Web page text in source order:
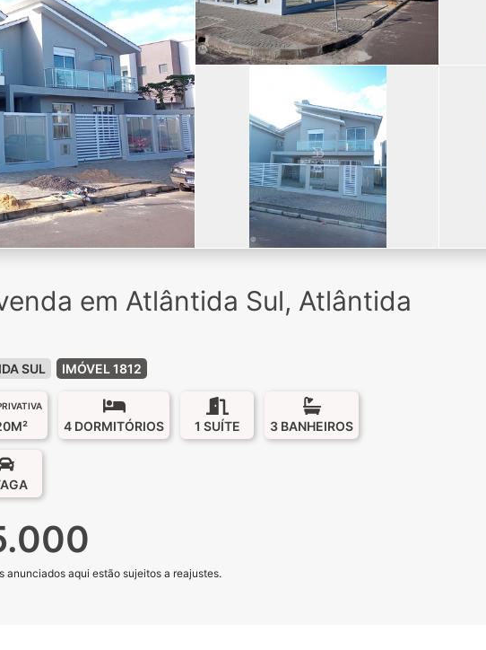
em Atlântida Sul, Atlântida
SUL IMÓVEL 1812
4 DORMITÓRIOS 1 SUÍTE 3 BANHEIROS
anunciados aqui estão sujeitos a reajustes.